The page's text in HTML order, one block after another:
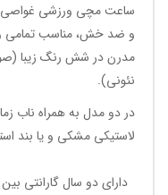
ساعت مچی ورزشی غواصی
و ضد خش، مناسب تمامی
مدرن در شش رنگ زیبا
نئونی).
در دو مدل به همراه ناب
لاستیکی مشکی و یا بند
دارای دو سال گارانتی